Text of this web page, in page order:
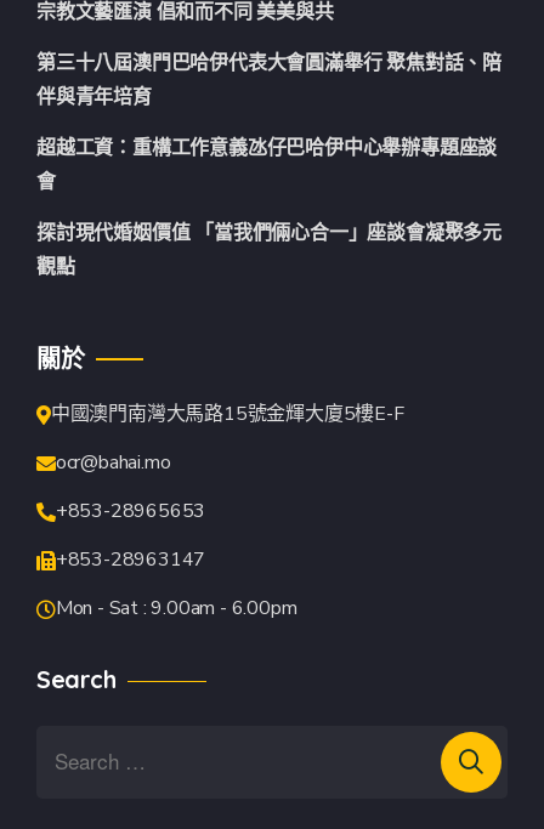
宗教文藝匯演 倡和而不同 美美與共
第三十八屆澳門巴哈伊代表大會圓滿舉行 聚焦對話、陪
伴與青年培育
超越工資：重構工作意義氹仔巴哈伊中心舉辦專題座談
會
探討現代婚姻價值 「當我們倆心合一」座談會凝聚多元
觀點
關於
中國澳門南灣大馬路15號金輝大廈5樓E-F
ocr@bahai.mo
+853-28965653
+853-28963147
Mon - Sat : 9.00am - 6.00pm
Search